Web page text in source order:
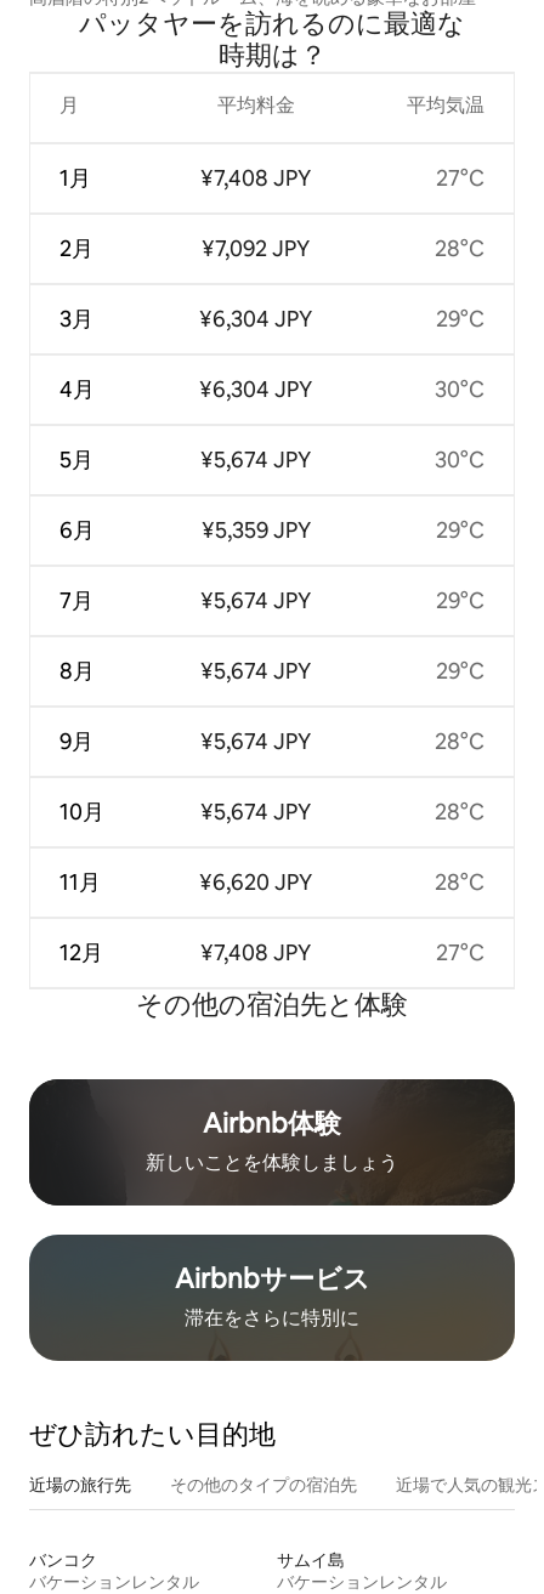
パッタヤーを訪⁠れ⁠るの⁠に最⁠適⁠な
時⁠期⁠は⁠？
月
1月
2月
3月
4月
5月
6月
7月
8月
9月
10月
11月
12月
平均料金
¥7,408 JPY
¥7,092 JPY
¥6,304 JPY
¥6,304 JPY
¥5,674 JPY
¥5,359 JPY
¥5,674 JPY
¥5,674 JPY
¥5,674 JPY
¥5,674 JPY
¥6,620 JPY
¥7,408 JPY
平均気温
27°C
28°C
29°C
30°C
30°C
29°C
29°C
29°C
28°C
28°C
28°C
27°C
その他の宿⁠泊⁠先と体⁠験
Airbnb体験
新しいことを体験しましょう
Airbnb⁠サ⁠ー⁠ビ⁠ス
滞在をさ⁠ら⁠に特⁠別⁠に
ぜひ訪⁠れ⁠た⁠い目⁠的⁠地
近場の旅行先 その他のタ⁠イ⁠プ⁠の宿⁠泊⁠先 近場で人気の観光
バンコク
バケーションレンタル
サムイ島
バケーションレンタル